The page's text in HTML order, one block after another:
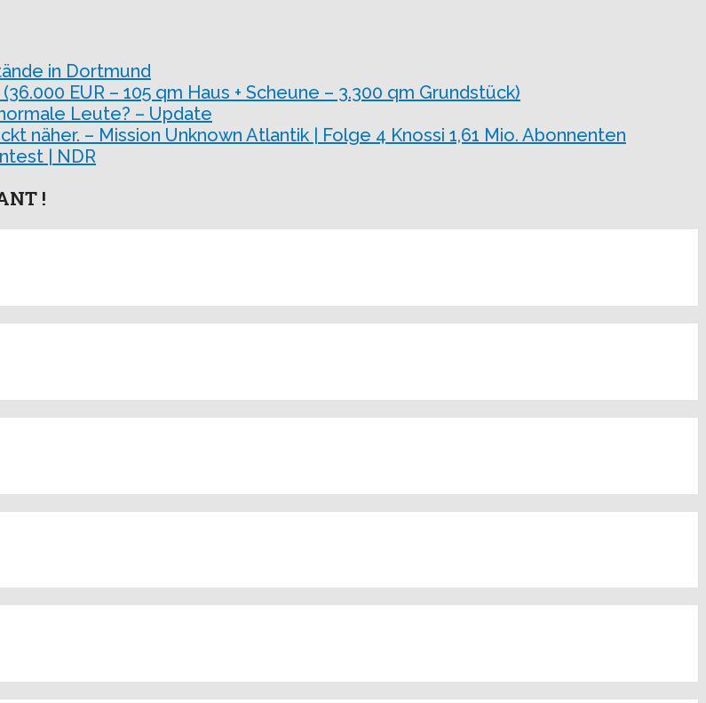
in Dortmund
EUR – 105 qm Haus + Scheune – 3.300 qm Grundstück)
Leute? – Update
näher. – Mission Unknown Atlantik | Folge 4 Knossi 1,61 Mio. Abonnenten
| NDR
!